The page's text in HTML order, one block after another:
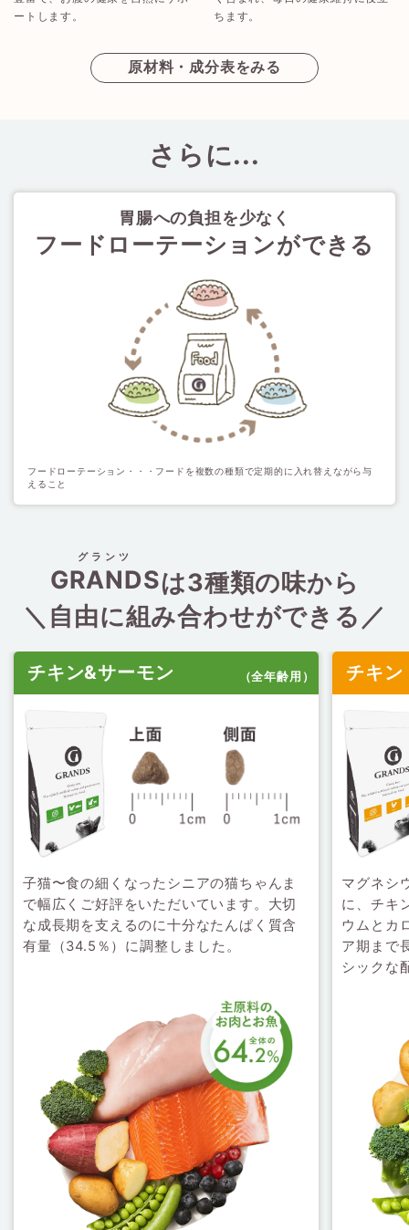
ートします。
ちます。
原材料・成分表をみる
さらに...
胃腸への負担を少なく
フードローテーションができる
フードローテーション・・・フードを複数の種類で定期的に入れ替えながら与
えること
GRANDS
グランツ
は3種類の味から
＼自由に組み合わせができる／
チキン&サーモン （全年齢用）
子猫〜食の細くなったシニアの猫ちゃんま
で幅広くご好評をいただいています。大切
な成長期を支えるのに十分なたんぱく質含
有量（34.5％）に調整しました。
チキン
マグネシ
に、チキ
ウムとカ
ア期まで
シックな